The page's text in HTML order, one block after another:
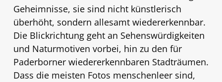
Geheimnisse, sie sind nicht künstlerisch
überhöht, sondern allesamt wiedererkennbar.
Die Blickrichtung geht an Sehenswürdigkeiten
und Naturmotiven vorbei, hin zu den für
Paderborner wiedererkennbaren Stadträumen.
Dass die meisten Fotos menschenleer sind,